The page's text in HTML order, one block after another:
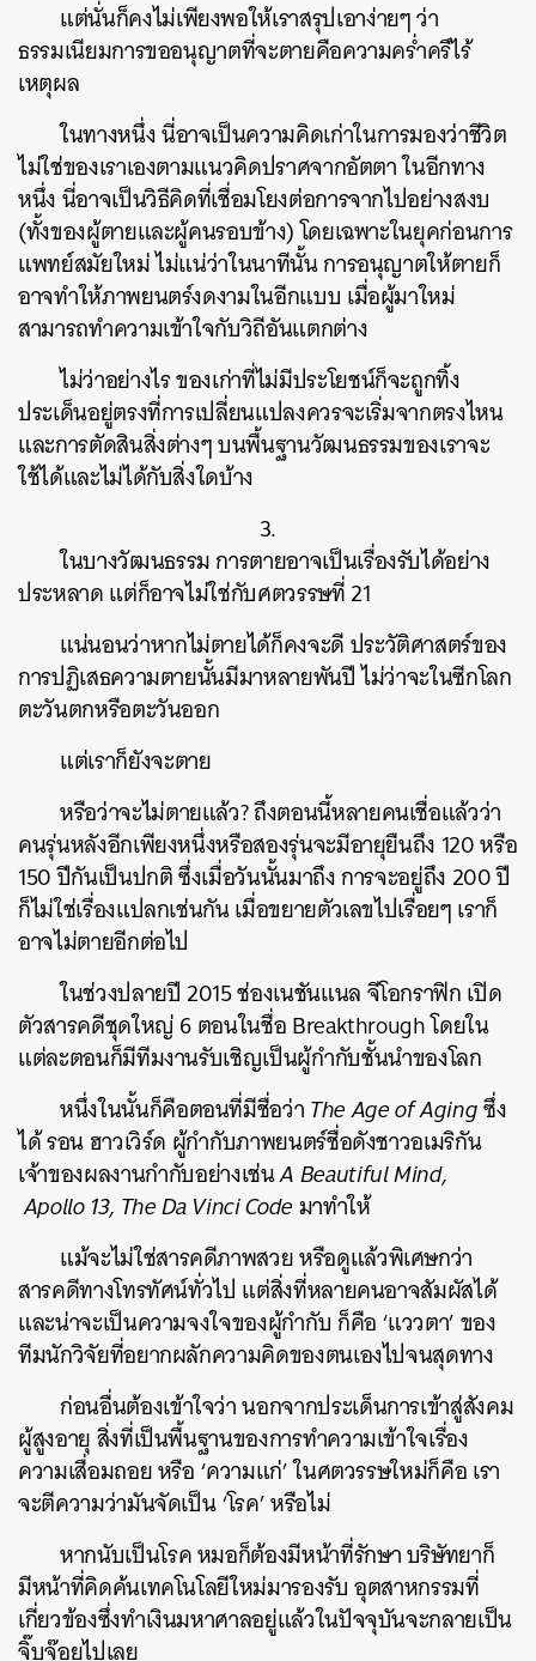
แต่นั่นก็คงไม่เพียงพอให้เราสรุปเอาง่ายๆ ว่า
ธรรมเนียมการขออนุญาตที่จะตายคือความคร่ำครึไร้
เหตุผล
ในทางหนึ่ง นี่อาจเป็นความคิดเก่าในการมองว่าชีวิต
ไม่ใช่ของเราเองตามแนวคิดปราศจากอัตตา ในอีกทาง
หนึ่ง นี่อาจเป็นวิธีคิดที่เชื่อมโยงต่อการจากไปอย่างสงบ
(ทั้งของผู้ตายและผู้คนรอบข้าง) โดยเฉพาะในยุคก่อนการ
แพทย์สมัยใหม่ ไม่แน่ว่าในนาทีนั้น การอนุญาตให้ตายก็
อาจทำให้ภาพยนตร์งดงามในอีกแบบ เมื่อผู้มาใหม่
สามารถทำความเข้าใจกับวิถีอันแตกต่าง
ไม่ว่าอย่างไร ของเก่าที่ไม่มีประโยชน์ก็จะถูกทิ้ง
ประเด็นอยู่ตรงที่การเปลี่ยนแปลงควรจะเริ่มจากตรงไหน
และการตัดสินสิ่งต่างๆ บนพื้นฐานวัฒนธรรมของเราจะ
ใช้ได้และไม่ได้กับสิ่งใดบ้าง
3.
ในบางวัฒนธรรม การตายอาจเป็นเรื่องรับได้อย่าง
ประหลาด แต่ก็อาจไม่ใช่กับศตวรรษที่ 21
แน่นอนว่าหากไม่ตายได้ก็คงจะดี ประวัติศาสตร์ของ
การปฏิเสธความตายนั้นมีมาหลายพันปี ไม่ว่าจะในซีกโลก
ตะวันตกหรือตะวันออก
แต่เราก็ยังจะตาย
หรือว่าจะไม่ตายแล้ว? ถึงตอนนี้หลายคนเชื่อแล้วว่า
คนรุ่นหลังอีกเพียงหนึ่งหรือสองรุ่นจะมีอายุยืนถึง 120 หรือ
150 ปีกันเป็นปกติ ซึ่งเมื่อวันนั้นมาถึง การจะอยู่ถึง 200 ปี
ก็ไม่ใช่เรื่องแปลกเช่นกัน เมื่อขยายตัวเลขไปเรื่อยๆ เราก็
อาจไม่ตายอีกต่อไป
ในช่วงปลายปี 2015 ช่องเนชันแนล จีโอกราฟิก เปิด
ตัวสารคดีชุดใหญ่ 6 ตอนในชื่อ Breakthrough โดยใน
แต่ละตอนก็มีทีมงานรับเชิญเป็นผู้กำกับชั้นนำของโลก
หนึ่งในนั้นก็คือตอนที่มีชื่อว่าThe Age of Agingซึ่ง
ได้ รอน ฮาวเวิร์ด ผู้กำกับภาพยนตร์ชื่อดังชาวอเมริกัน
เจ้าของผลงานกำกับอย่างเช่นA Beautiful Mind,
Apollo 13, The Da Vinci Codeมาทำให้
แม้จะไม่ใช่สารคดีภาพสวย หรือดูแล้วพิเศษกว่า
สารคดีทางโทรทัศน์ทั่วไป แต่สิ่งที่หลายคนอาจสัมผัสได้
และน่าจะเป็นความจงใจของผู้กำกับ ก็คือ ‘แววตา’ ของ
ทีมนักวิจัยที่อยากผลักความคิดของตนเองไปจนสุดทาง
ก่อนอื่นต้องเข้าใจว่า นอกจากประเด็นการเข้าสู่สังคม
ผู้สูงอายุ สิ่งที่เป็นพื้นฐานของการทำความเข้าใจเรื่อง
ความเสื่อมถอย หรือ ‘ความแก่’ ในศตวรรษใหม่ก็คือ เรา
จะตีความว่ามันจัดเป็น ‘โรค’ หรือไม่
หากนับเป็นโรค หมอก็ต้องมีหน้าที่รักษา บริษัทยาก็
มีหน้าที่คิดค้นเทคโนโลยีใหม่มารองรับ อุตสาหกรรมที่
เกี่ยวข้องซึ่งทำเงินมหาศาลอยู่แล้วในปัจจุบันจะกลายเป็น
จิ๊บจ๊อยไปเลย
ค้นหา